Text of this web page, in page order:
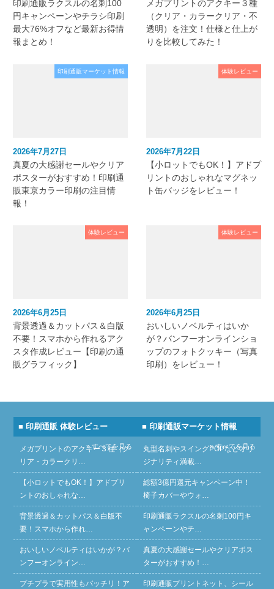
印刷通販ラクスルの名刺100
円キャンペーンやチラシ印刷
最大76%オフなど最新お得情
報まとめ！
メガプリントのアクキー３種
（クリア・カラークリア・不
透明）を注文！仕様と仕上が
りを比較してみた！
印刷通販マーケット情報
2026年7月27日
真夏の大感謝セールやクリア
ポスターがおすすめ！印刷通
販東京カラー印刷の注目情
報！
体験レビュー
2026年7月22日
【小ロットでもOK！】アドプ
リントのおしゃれなマグネッ
ト缶バッジをレビュー！
体験レビュー
2026年6月25日
背景透過＆カットパス＆白版
不要！スマホから作れるアク
スタ作成レビュー【印刷の通
販グラフィック】
体験レビュー
2026年6月25日
おいしいノベルティはいか
が？バンフーオンラインショ
ップのフォトクッキー（写真
印刷）をレビュー！
■ 印刷通販 体験レビュー
» すべてを見る
メガプリントのアクキー３種（ク
リア・カラークリ…
【小ロットでもOK！】アドプリ
ントのおしゃれな…
背景透過＆カットパス＆白版不
要！スマホから作れ…
おいしいノベルティはいかが？バ
ンフーオンライン…
プチプラで実用性もバッチリ！ア
■ 印刷通販マーケット情報
» すべてを見る
丸型名刺やスイングPOPなどオリ
ジナリティ満載…
総額3億円還元キャンペーン中！
椅子カバーやウォ…
印刷通販ラクスルの名刺100円キ
ャンペーンやチ…
真夏の大感謝セールやクリアポス
ターがおすすめ！…
印刷通販プリントネット、シール